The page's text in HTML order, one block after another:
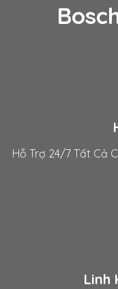
Hỗ Trợ 24/7 Tất Cả
Linh